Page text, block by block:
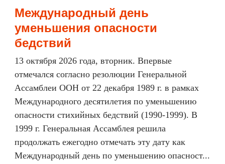
Международный день
уменьшения опасности
бедствий
13 октября 2026 года, вторник. Впервые
отмечался согласно резолюции Генеральной
Ассамблеи ООН от 22 декабря 1989 г. в рамках
Международного десятилетия по уменьшению
опасности стихийных бедствий (1990-1999). В
1999 г. Генеральная Ассамблея решила
продолжать ежегодно отмечать эту дату как
Международный день по уменьшению опасност...